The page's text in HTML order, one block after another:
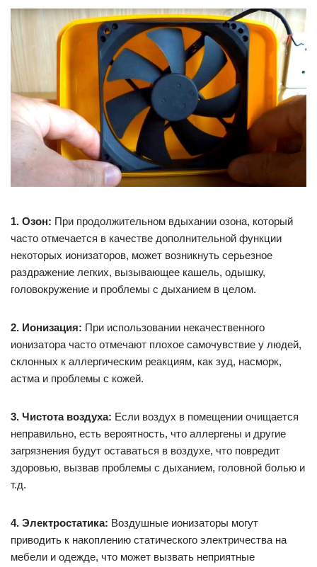
1. Озон: При продолжительном вдыхании озона, который
часто отмечается в качестве дополнительной функции
некоторых ионизаторов, может возникнуть серьезное
раздражение легких, вызывающее кашель, одышку,
головокружение и проблемы с дыханием в целом.
2. Ионизация: При использовании некачественного
ионизатора часто отмечают плохое самочувствие у людей,
склонных к аллергическим реакциям, как зуд, насморк,
астма и проблемы с кожей.
3. Чистота воздуха: Если воздух в помещении очищается
неправильно, есть вероятность, что аллергены и другие
загрязнения будут оставаться в воздухе, что повредит
здоровью, вызвав проблемы с дыханием, головной болью и
т.д.
4. Электростатика: Воздушные ионизаторы могут
приводить к накоплению статического электричества на
мебели и одежде, что может вызвать неприятные